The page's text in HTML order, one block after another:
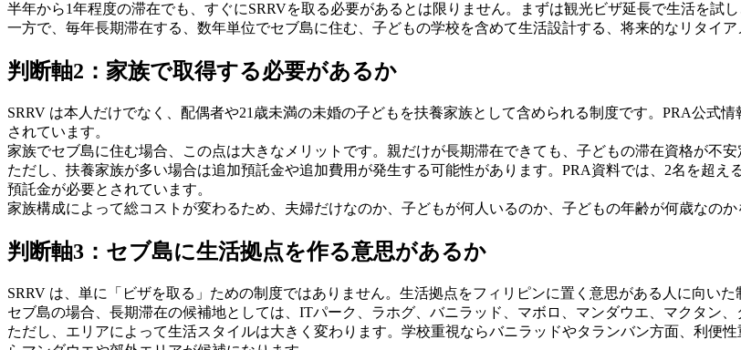
半年から1年程度の滞在でも、すぐにSRRVを取る必要があるとは限りません。まずは観光ビザ延長で生活を試
一方で、毎年長期滞在する、数年単位でセブ島に住む、子どもの学校を含めて生活設計する、将来的なリタイ
判断軸2：家族で取得する必要があるか
SRRV は本人だけでなく、配偶者や21歳未満の未婚の子どもを扶養家族として含められる制度です。PRA公式
されています。
家族でセブ島に住む場合、この点は大きなメリットです。親だけが長期滞在できても、子どもの滞在資格が不安
ただし、扶養家族が多い場合は追加預託金や追加費用が発生する可能性があります。PRA資料では、2名を超え
預託金が必要とされています。
家族構成によって総コストが変わるため、夫婦だけなのか、子どもが何人いるのか、子どもの年齢が何歳なのか
判断軸3：セブ島に生活拠点を作る意思があるか
SRRV は、単に「ビザを取る」ための制度ではありません。生活拠点をフィリピンに置く意思がある人に向いた
セブ島の場合、長期滞在の候補地としては、ITパーク、ラホグ、バニラッド、マボロ、マンダウエ、マクタン、
ただし、エリアによって生活スタイルは大きく変わります。学校重視ならバニラッドやタランバン方面、利便